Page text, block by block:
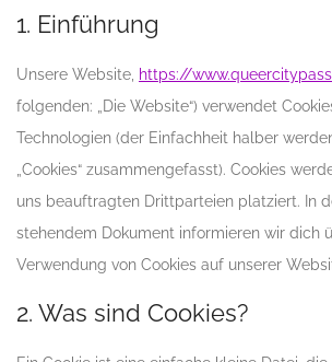
1. Einführung
Unsere Website, https://
folgenden: „Die Website“) verwendet
Technologien (der Einfachheit halber
„Cookies“ zusammengefasst). Cookies
uns beauftragten Drittparteien platziert. In
stehendem Dokument informieren wir dich
Verwendung von Cookies auf unserer
2. Was sind Cookies?